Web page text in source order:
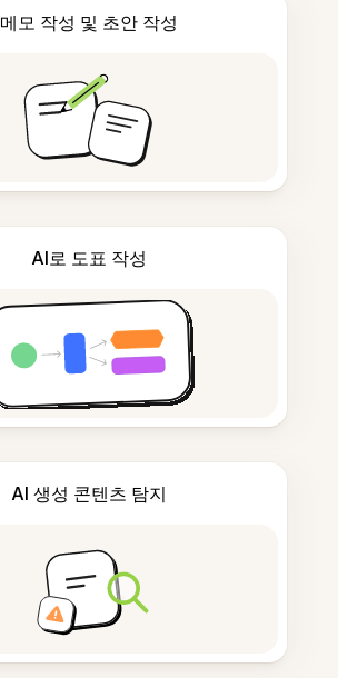
메모 작성 및 초안 작성
AI로 도표 작성
AI 생성 콘텐츠 탐지